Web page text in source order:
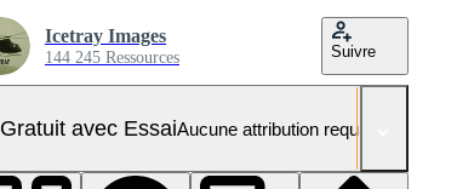
Icetray Images
144 245 Ressources Suivre
Gratuit avec EssaiAucune attribution requise